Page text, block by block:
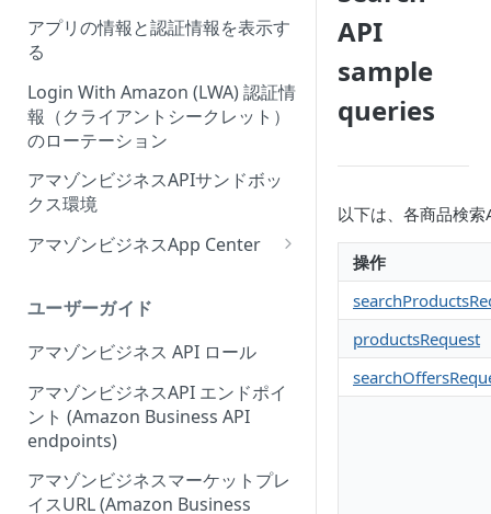
Onboarding Step 2: Create
your request
アマゾンビジネスサードパーテ
ィーウェブサイト認証ワークフ
ローの概要
アプリの情報と認証情報を表示す
る
Login With Amazon (LWA) 認証情
報（クライアントシークレット）
のローテーション
アマゾンビジネスAPIサンドボッ
クス環境
アマゾンビジネスApp Center
ーにアプリを出品する
アプリセンター認証ワークフロ
ー (App Center authorization
workflow)
アプリリスティングの管理
ユーザーガイド
アマゾンビジネス API ロール
アマゾンビジネスAPI エンドポイ
ント (Amazon Business API
endpoints)
アマゾンビジネスマーケットプレ
イスURL (Amazon Business
API
sample
queries
以下は、各商品検
操作
productsRequest